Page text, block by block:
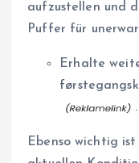
aufzustellen und
Puffer für
Erhalte
.
Ebenso wichtig